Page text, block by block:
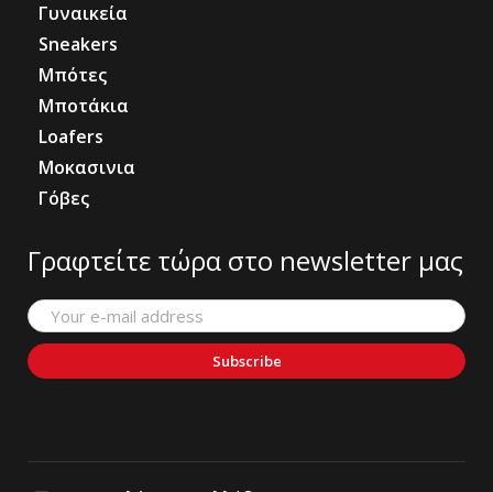
Γυναικεία
Sneakers
Μπότες
Μποτάκια
Loafers
Μοκασινια
Γόβες
Γραφτείτε τώρα στο newsletter μας
Subscribe